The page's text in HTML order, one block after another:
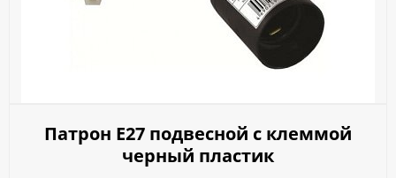
Патрон Е27 подвесной с клеммой
черный пластик